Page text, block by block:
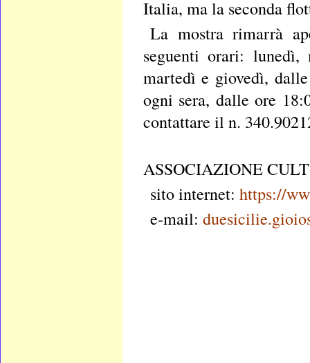
Italia, ma la seconda
La mostra rimarrà
seguenti orari:
martedì e giovedì,
ogni sera, dalle ore
contattare il n.
ASSOCIAZIONE
sito internet: https://
e-mail: